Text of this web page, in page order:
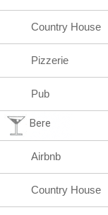
Country House
Pizzerie
Pub
Bere
Airbnb
Country House